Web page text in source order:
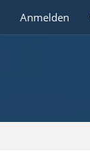
Anmelden